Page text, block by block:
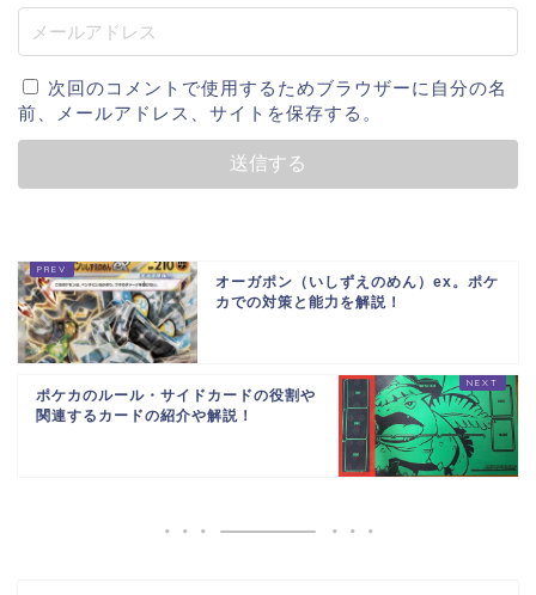
次回のコメントで使用するためブラウザーに自分の名
前、メールアドレス、サイトを保存する。
オーガポン（いしずえのめん）ex。ポケ
カでの対策と能力を解説！
ポケカのルール・サイドカードの役割や
関連するカードの紹介や解説！